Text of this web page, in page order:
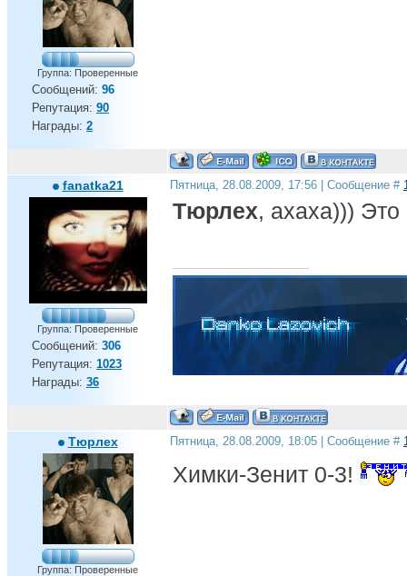
Группа: Проверенные
Сообщений: 96
Репутация: 90
Награды: 2
fanatka21
Группа: Проверенные
Сообщений: 306
Репутация: 1023
Награды: 36
Пятница, 28.08.2009, 17:56 | Сообщение #
Тюрлех, ахаха))) Это
Тюрлех
Группа: Проверенные
Пятница, 28.08.2009, 18:05 | Сообщение #
Химки-Зенит 0-3!